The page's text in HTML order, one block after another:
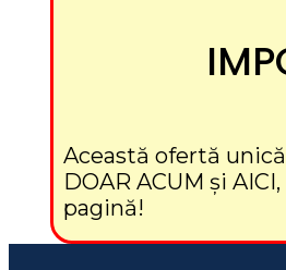
Această ofertă
DOAR ACUM și
pagină!